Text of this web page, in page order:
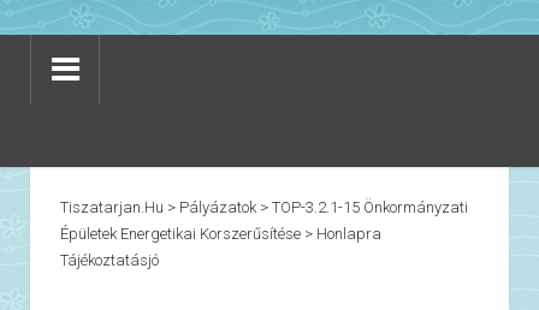
Tiszatarjan.hu > Pályázatok> TOP-3.2.1-15 Önkormányzati
Épületek Energetikai Korszerűsítése > Honlapra
Tájékoztatásjó